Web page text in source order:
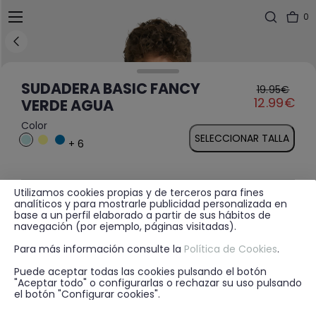
0
SUDADERA BASIC FANCY
VERDE AGUA
Price reduced
19.95€
to
12.99€
Color
+ 6
SELECCIONAR TALLA
MÁS INFORMACIÓN
DISPONIBILIDAD EN TIENDA
Utilizamos cookies propias y de terceros para fines
analíticos y para mostrarle publicidad personalizada en
base a un perfil elaborado a partir de sus hábitos de
navegación (por ejemplo, páginas visitadas).
Para más información consulte la Política de Cookies.
Puede aceptar todas las cookies pulsando el botón
"Aceptar todo" o configurarlas o rechazar su uso pulsando
el botón "Configurar cookies".